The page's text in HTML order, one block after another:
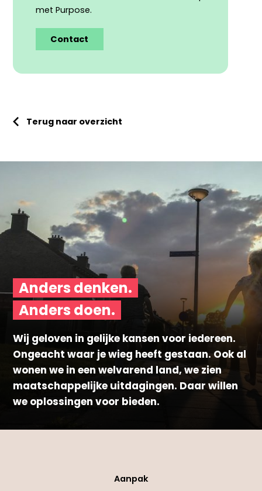
met Purpose.
Contact
Terug naar overzicht
Wij geloven in gelijke kansen voor iedereen.
Ongeacht waar je wieg heeft gestaan. Ook al
wonen we in een welvarend land, we zien
maatschappelijke uitdagingen. Daar willen
we oplossingen voor bieden.
Anders denken.
Anders doen.
Aanpak